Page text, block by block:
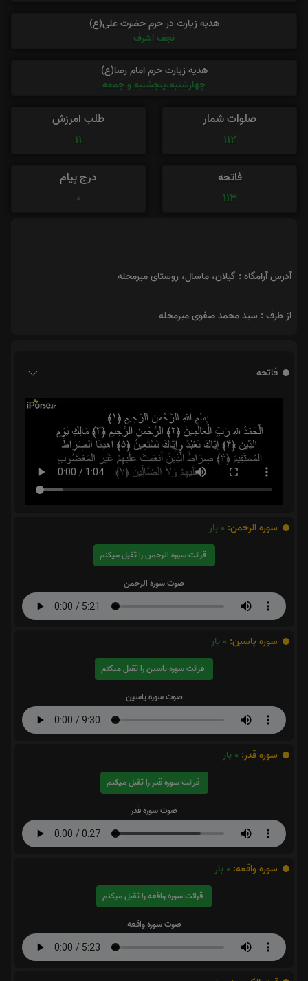
هدیه زیارت در حرم حضرت علی(ع)
نجف اشرف
هدیه زیارت حرم امام رضا(ع)
چهارشنبه،پنجشنبه و جمعه
صلوات شمار
112
طلب آمرزش
11
فاتحه
113
درج پیام
0
آدرس آرامگاه : گیلان، ماسال، روستای میرمحله
از طرف : سید محمد صفوی میرمحله
فاتحه
سوره الرحمن: 0 بار
قرائت سوره الرحمن را تقبل میکنم
صوت سوره الرحمن
سوره یاسین: 0 بار
قرائت سوره یاسین را تقبل میکنم
صوت سوره یاسین
سوره قدر: 0 بار
قرائت سوره قدر را تقبل میکنم
صوت سوره قدر
سوره واقعه: 0 بار
قرائت سوره واقعه را تقبل میکنم
صوت سوره واقعه